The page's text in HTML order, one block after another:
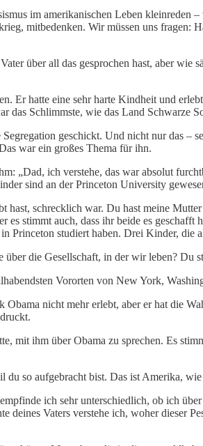
im amerikanischen Leben kleinreden
mitbedenken. Wir müssen uns fragen:
über all das gesprochen hast, aber wie
Er hatte eine sehr harte Kindheit und
das Schlimmste, wie das Land Schwarze
geschickt. Und nicht nur das –
war ein großes Thema für ihn.
„Dad, ich verstehe, das war absolut
sind an der Princeton University
hast, schrecklich war. Du hast meine
es stimmt auch, dass ihr beide es
Princeton studiert haben. Drei Kinder, die
die Gesellschaft, in der wir leben? Du
Vororten von New York,
nicht mehr erlebt, aber er hat die
mit ihm über Obama zu sprechen. Es
du so aufgebracht bist. Das ist Amerika,
ich sehr unterschiedlich, ob ich
deines Vaters verstehe ich, woher dieser